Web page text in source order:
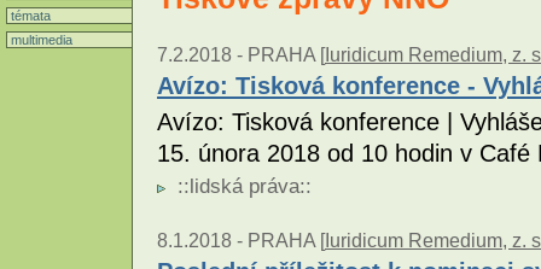
témata
multimedia
7.2.2018 - PRAHA [Iuridicum Remedium, z.
Avízo: Tisková konference -
Avízo: Tisková konference |
15. února 2018 od 10 hodin v
:: lidská práva::
8.1.2018 - PRAHA [Iuridicum Remedium, z.